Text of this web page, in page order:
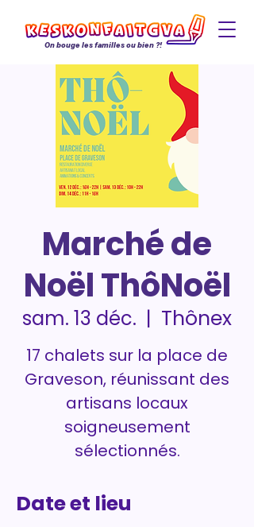
On bouge les familles ou bien ?!
Marché de
Noël ThôNoël
sam. 13 déc.
  |
Thônex
17 chalets sur la place de
Graveson, réunissant des
artisans locaux
soigneusement
sélectionnés.
Date et lieu